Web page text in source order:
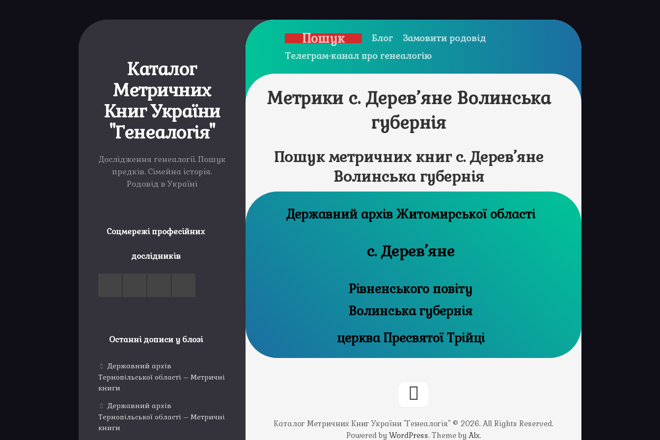
Каталог
Метричних
Книг України
"Генеалогія"
Дослідження генеалогії. Пошук
предків. Сімейна історія.
Родовід в Україні
Соцмережі професійних
дослідників
Останні дописи у блозі
Державний архів
Тернопільської області – Метричні
книги
Державний архів
Тернопільської області – Метричні
книги
Пошук Блог
Замовити родовід
Телеграм-канал про генеалогію
Метрики с. Дерев’яне Волинська
губернія
Пошук метричних книг с. Дерев’яне
Волинська губернія
Державний архів Житомирської області
с. Дерев’яне
Рівненського повіту
Волинська губернія
церква Пресвятої Трійці
Каталог Метричних Книг України "Генеалогія" © 2026. All Rights Reserved.
Powered by WordPress. Theme by Alx.